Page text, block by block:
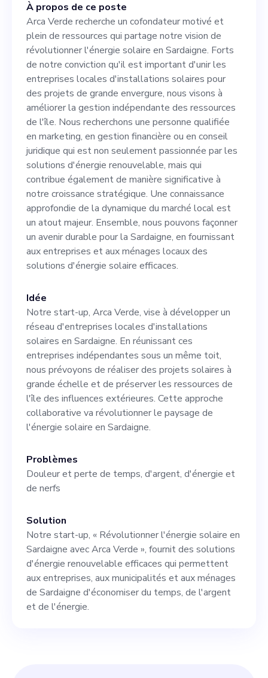
de l'île. Nous recherchons
une personne qualifiée en
marketing, en gestion
financière ou en conseil
juridique qui est non
seulement passionnée par
les solutions d'énergie
renouvelable, mais qui
contribue également de
manière significative à notre
croissance stratégique. Une
connaissance approfondie de
la dynamique du marché
local est un atout majeur.
Ensemble, nous pouvons
façonner un avenir durable
pour la Sardaigne, en
fournissant aux entreprises
et aux ménages locaux des
solutions d'énergie solaire
À propos de ce poste
Arca Verde recherche un cofondateur motivé et
plein de ressources qui partage notre vision de
révolutionner l'énergie solaire en Sardaigne. Forts
de notre conviction qu'il est important d'unir les
entreprises locales d'installations solaires pour
des projets de grande envergure, nous visons à
améliorer la gestion indépendante des ressources
de l'île. Nous recherchons une personne qualifiée
en marketing, en gestion financière ou en conseil
juridique qui est non seulement passionnée par les
solutions d'énergie renouvelable, mais qui
contribue également de manière significative à
notre croissance stratégique. Une connaissance
approfondie de la dynamique du marché local est
un atout majeur. Ensemble, nous pouvons façonner
un avenir durable pour la Sardaigne, en fournissant
aux entreprises et aux ménages locaux des
solutions d'énergie solaire efficaces.
Idée
Notre start-up, Arca Verde, vise à développer un
réseau d'entreprises locales d'installations
solaires en Sardaigne. En réunissant ces
entreprises indépendantes sous un même toit,
nous prévoyons de réaliser des projets solaires à
grande échelle et de préserver les ressources de
l'île des influences extérieures. Cette approche
collaborative va révolutionner le paysage de
l'énergie solaire en Sardaigne.
Problèmes
Douleur et perte de temps, d'argent, d'énergie et
de nerfs
Solution
Notre start-up, « Révolutionner l'énergie solaire en
Sardaigne avec Arca Verde », fournit des solutions
d'énergie renouvelable efficaces qui permettent
aux entreprises, aux municipalités et aux ménages
de Sardaigne d'économiser du temps, de l'argent
et de l'énergie.